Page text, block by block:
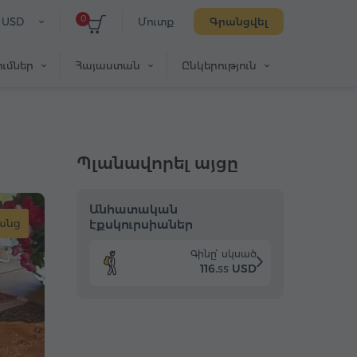
Մուտք Գրանցվել
0
Հայաստան Ընկերություն
Պլանավորել այցը
Անհատական
էքսկուրսիաներ
Գինը՝ սկսած
116.55 USD